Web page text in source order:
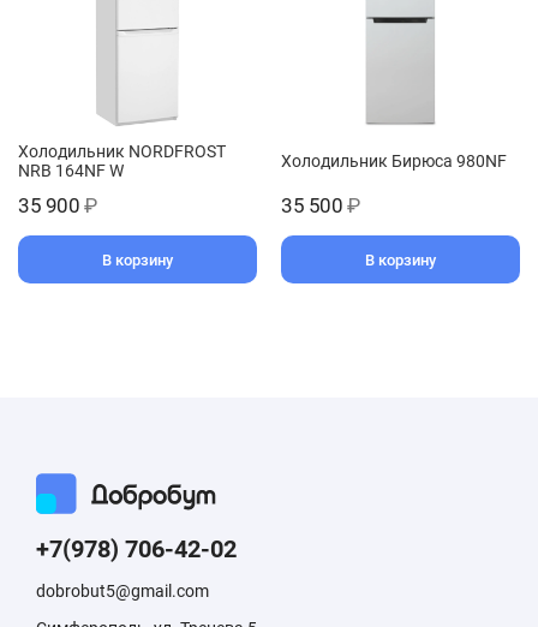
Холодильник NORDFROST
NRB 164NF W
35 900 ₽
В корзину
Холодильник Бирюса 980NF
35 500 ₽
В корзину
+7(978) 706-42-02
dobrobut5@gmail.com